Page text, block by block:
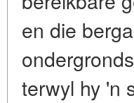
en die
terwyl hy 'n